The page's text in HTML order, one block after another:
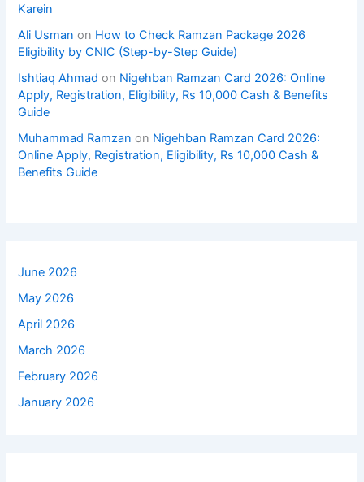
Karein
Ali Usman on How to Check Ramzan Package 2026
Eligibility by CNIC (Step-by-Step Guide)
Ishtiaq Ahmad on Nigehban Ramzan Card 2026: Online
Apply, Registration, Eligibility, Rs 10,000 Cash & Benefits
Guide
Muhammad Ramzan on Nigehban Ramzan Card 2026:
Online Apply, Registration, Eligibility, Rs 10,000 Cash &
Benefits Guide
June 2026
May 2026
April 2026
March 2026
February 2026
January 2026